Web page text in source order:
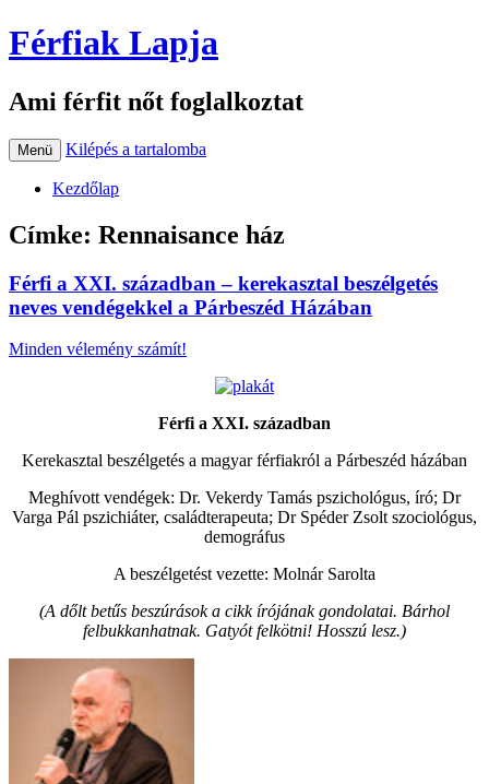
Férfiak Lapja
Ami férfit nőt foglalkoztat
Menü Kilépés a tartalomba
Kezdőlap
Címke: Rennaisance ház
Férfi a XXI. században – kerekasztal beszélgetés
neves vendégekkel a Párbeszéd Házában
Minden vélemény számít!
Férfi a XXI. században
Kerekasztal beszélgetés a magyar férfiakról a Párbeszéd házában
Meghívott vendégek: Dr. Vekerdy Tamás pszichológus, író; Dr
Varga Pál pszichiáter, családterapeuta; Dr Spéder Zsolt szociológus,
demográfus
A beszélgetést vezette: Molnár Sarolta
(A dőlt betűs beszúrások a cikk írójának gondolatai. Bárhol
felbukkanhatnak. Gatyót felkötni! Hosszú lesz.)